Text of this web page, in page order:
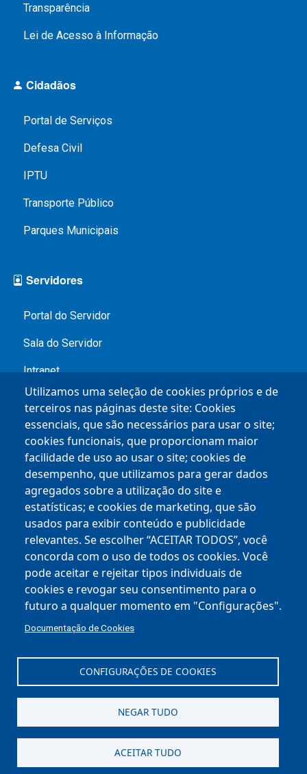
Utilizamos uma seleção de cookies próprios e de
terceiros nas páginas deste site: Cookies
essenciais, que são necessários para usar o site;
cookies funcionais, que proporcionam maior
facilidade de uso ao usar o site; cookies de
desempenho, que utilizamos para gerar dados
agregados sobre a utilização do site e
estatísticas; e cookies de marketing, que são
usados ​​para exibir conteúdo e publicidade
relevantes. Se escolher “ACEITAR TODOS”, você
concorda com o uso de todos os cookies. Você
pode aceitar e rejeitar tipos individuais de
cookies e revogar seu consentimento para o
futuro a qualquer momento em "Configurações".
Documentação de Cookies
CONFIGURAÇÕES DE COOKIES
NEGAR TUDO
ACEITAR TUDO
Transparência
Lei de Acesso à Informação
Cidadãos
Portal de Serviços
Defesa Civil
IPTU
Transporte Público
Parques Municipais
Servidores
Portal do Servidor
Sala do Servidor
Intranet
Contracheque
Service Desk
Empresas
BHISS
Chamamentos Públicos
Mapa Empreende BH
Espaço do Empreendedor
Av. Afonso Pena, 1.212
Centro - 30130-003
Data BH
Versão: 11.3